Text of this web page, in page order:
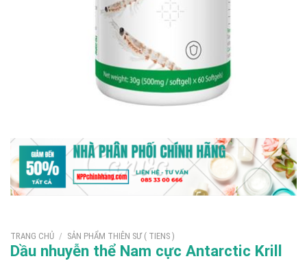
TRANG CHỦ / SẢN PHẨM THIÊN SƯ ( TIENS )
Dầu nhuyễn thể Nam cực Antarctic Krill